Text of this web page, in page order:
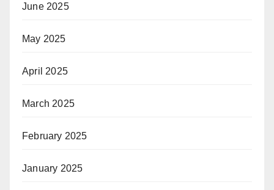
June 2025
May 2025
April 2025
March 2025
February 2025
January 2025